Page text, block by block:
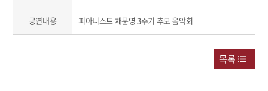
공연내용 피아니스트 채문영 3주기 추모 음악회
목록